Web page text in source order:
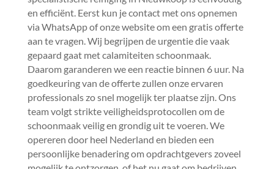
en efficiënt.​ Eerst kun je contact met ons opnemen
via WhatsApp of onze website om een gratis offerte
aan te vragen.​ Wij begrijpen de urgentie die vaak
gepaard gaat met calamiteiten schoonmaak.​
Daarom garanderen we een reactie binnen 6 uur.​ Na
goedkeuring van de offerte zullen onze ervaren
professionals zo snel mogelijk ter plaatse zijn.​ Ons
team volgt strikte veiligheidsprotocollen om de
schoonmaak veilig en grondig uit te voeren.​ We
opereren door heel Nederland en bieden een
persoonlijke benadering om opdrachtgevers zoveel